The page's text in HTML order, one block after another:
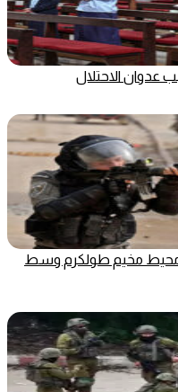
عدوان الاحتلال
محيط مخيم طولكرم وسط